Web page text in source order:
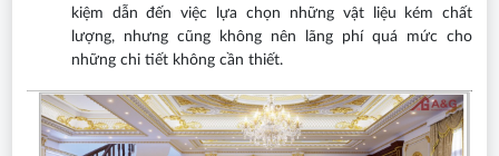
kiệm dẫn đến việc lựa chọn những vật liệu kém chất
lượng, nhưng cũng không nên lãng phí quá mức cho
những chi tiết không cần thiết.